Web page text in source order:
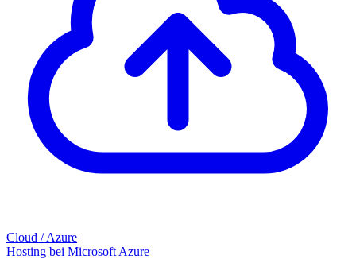
Cloud / Azure
Hosting bei Microsoft Azure